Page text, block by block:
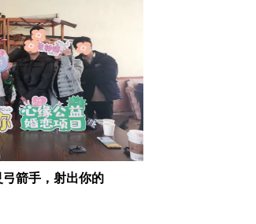
箭手，射出你的